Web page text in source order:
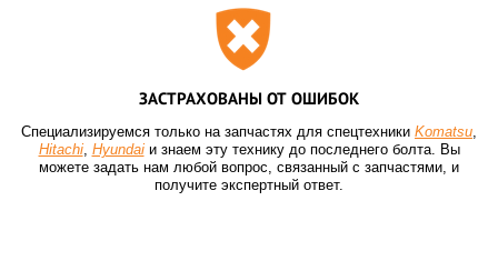
ЗАСТРАХОВАНЫ ОТ ОШИБОК
Специализируемся только на запчастях для спецтехники Komatsu,
Hitachi, Hyundaiи знаем эту технику до последнего болта. Вы
можете задать нам любой вопрос, связанный с запчастями, и
получите экспертный ответ.